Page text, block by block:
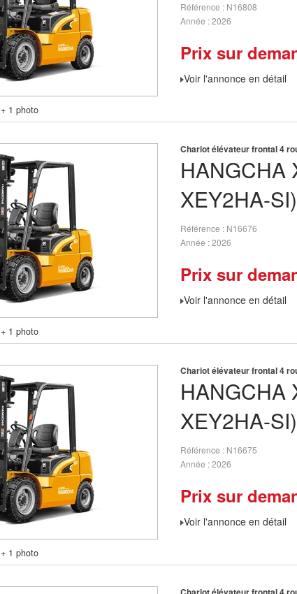
+ 1 photo
Référence
N16808
Année 2026
Prix sur
Voir l'annonce en détail
+ 1 photo
HANGCHA
XEY2HA-SI)
Chariot élévateur frontal 4
Référence
N16676
Année 2026
Prix sur
Voir l'annonce en détail
+ 1 photo
HANGCHA
XEY2HA-SI)
Chariot élévateur frontal 4
Référence
N16675
Année 2026
Prix sur
Voir l'annonce en détail